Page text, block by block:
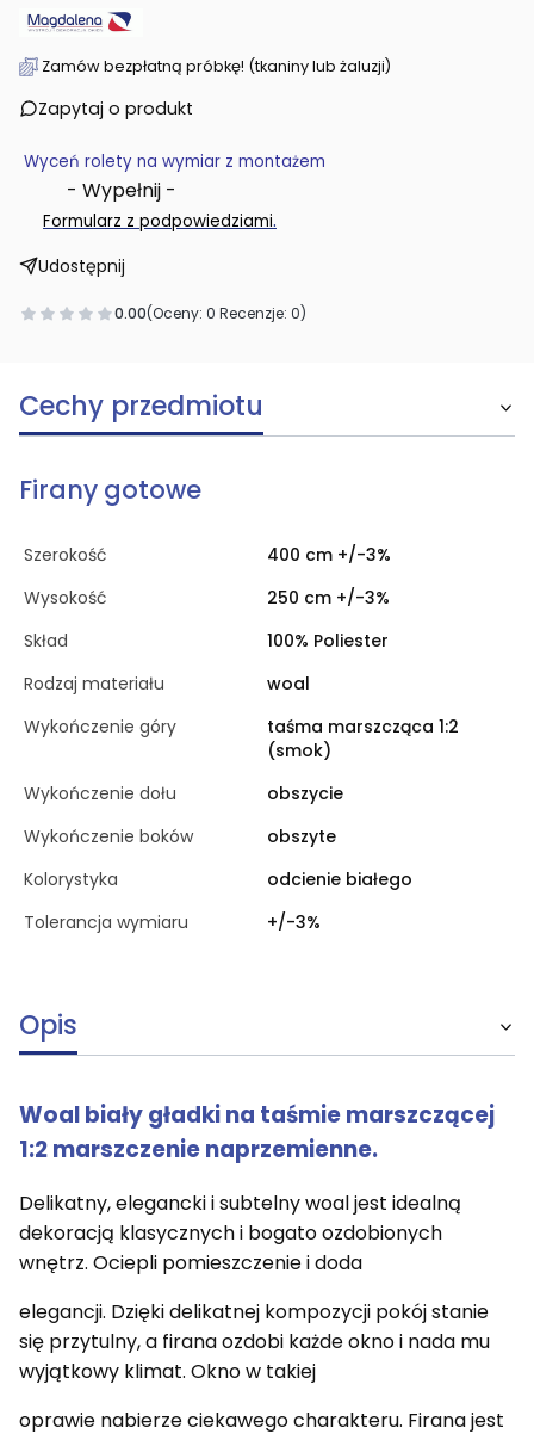
Zamów bezpłatną próbkę! (tkaniny lub żaluzji)
Zapytaj o produkt
Wyceń rolety na wymiar z montażem
- Wypełnij -
Formularz z podpowiedziami.
Udostępnij
0.00(Oceny: 0 Recenzje: 0)
Cechy przedmiotu
Firany gotowe
Szerokość
400 cm +/-3%
Wysokość
250 cm +/-3%
Skład
100% Poliester
Rodzaj materiału
woal
Wykończenie góry
taśma marszcząca 1:2
(smok)
Wykończenie dołu
obszycie
Wykończenie boków
obszyte
Kolorystyka
odcienie białego
Tolerancja wymiaru
+/-3%
Opis
Woal biały gładki na taśmie marszczącej
1:2 marszczenie naprzemienne.
Delikatny, elegancki i subtelny woal jest idealną
dekoracją klasycznych i bogato ozdobionych
wnętrz. Ociepli pomieszczenie i doda
elegancji. Dzięki delikatnej kompozycji pokój stanie
się przytulny, a firana ozdobi każde okno i nada mu
wyjątkowy klimat. Okno w takiej
oprawie nabierze ciekawego charakteru. Firana jest